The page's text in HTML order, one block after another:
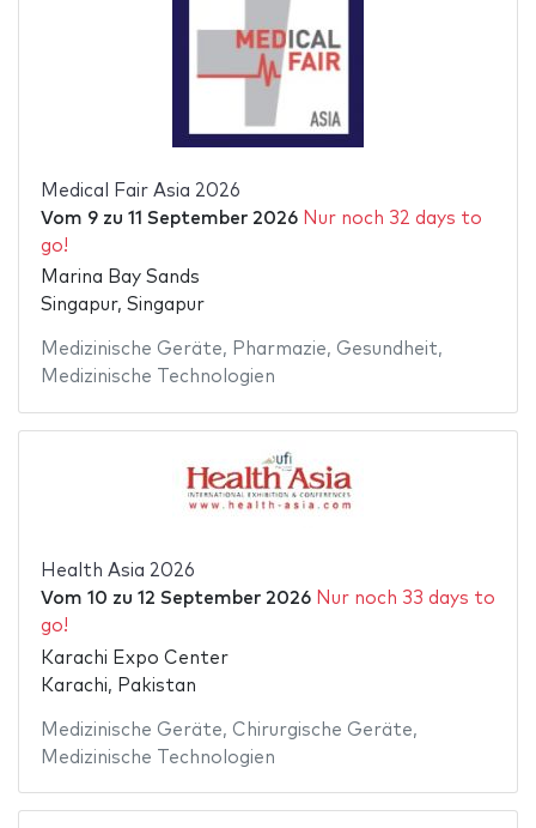
Medical Fair Asia 2026
Vom 9zu 11 September 2026 Nur noch 32 days to
go!
Marina Bay Sands
Singapur, Singapur
Medizinische Geräte, Pharmazie, Gesundheit,
Medizinische Technologien
Health Asia 2026
Vom 10 zu 12 September 2026 Nur noch 33 days to
go!
Karachi Expo Center
Karachi, Pakistan
Medizinische Geräte, Chirurgische Geräte,
Medizinische Technologien